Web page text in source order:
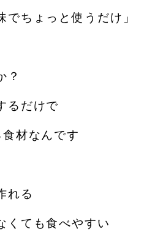
ちょっと使うだけ」
？
るだけで
材なんです
れる
くても食べやすい